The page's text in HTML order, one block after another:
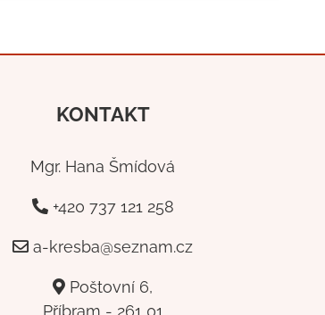
KONTAKT
Mgr. Hana Šmídová
+420 737 121 258
a-kresba@seznam.cz
Poštovní 6,